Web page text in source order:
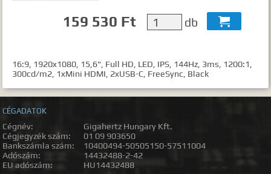
159 530 Ft db 
16:9, 1920x1080, 15,6", Full HD, LED, IPS, 144Hz, 3ms, 1200:1,
300cd/m2, 1xMini HDMI, 2xUSB-C, FreeSync, Black
CÉGADATOK
Cégnév:
Gigahertz Hungary Kft.
Cégjegyzék szám:
01 09 903650
Bankszámla szám:
10400494-50505150-57511004
Adószám:
14432488-2-42
EU adószám:
HU14432488